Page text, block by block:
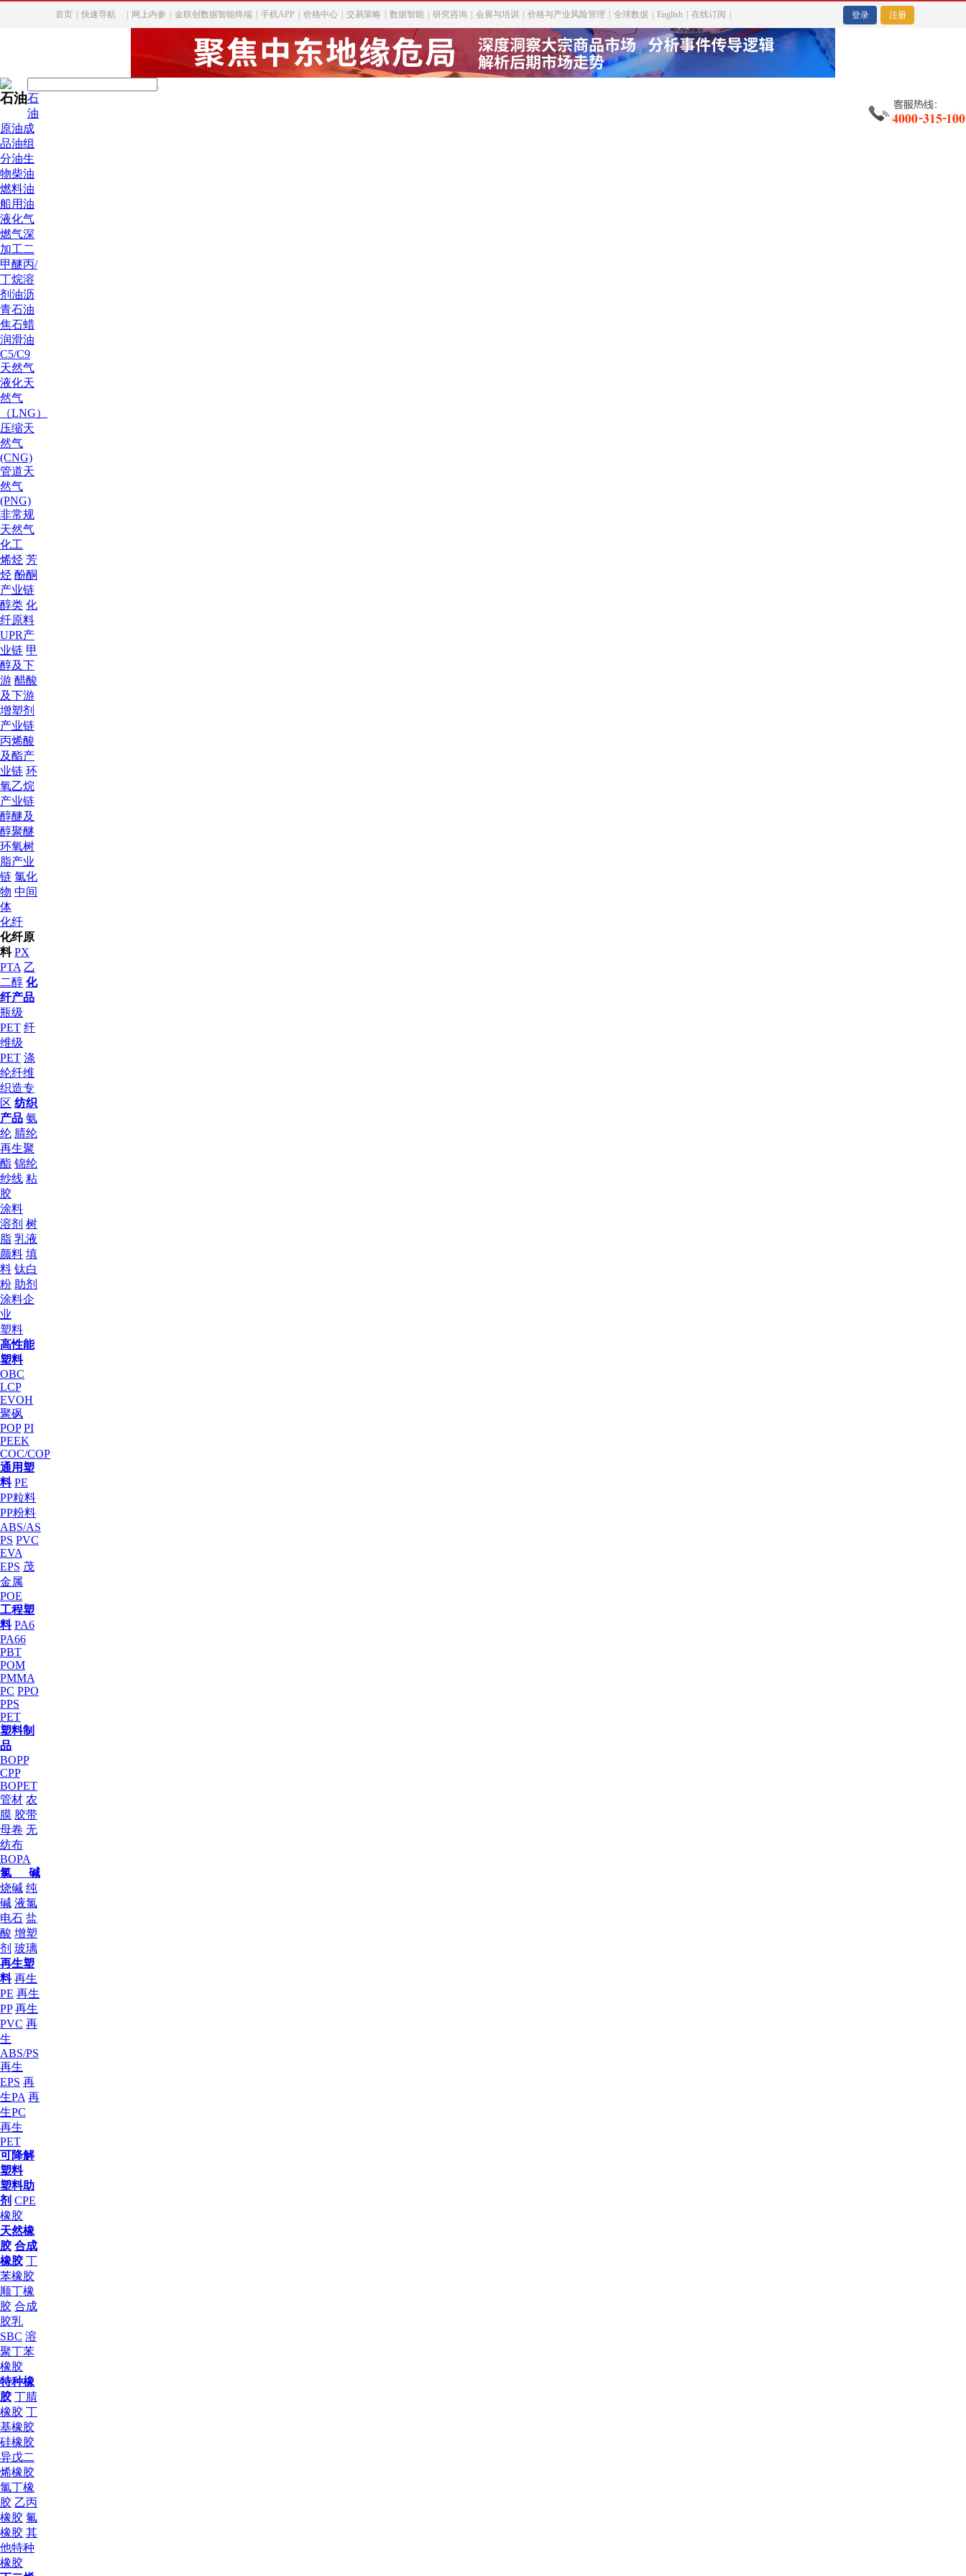
首页 快速导航 网上内参 金联创数据智能终端 手机APP 价格中心 交易策略 数据智能 研究咨询 会展与培训 价格与产业风险管理 全球数据 English 在线订阅 登录 注册
石油石
油
原油成
品油组
分油生
物柴油
燃料油
船用油
液化气
燃气深
加工二
甲醚丙/
丁烷溶
剂油沥
青石油
焦石蜡
润滑油
C5/C9
天然气
液化天
然气
（LNG）
压缩天
然气
(CNG)
管道天
然气
(PNG)
非常规
天然气
化工
烯烃 芳
烃 酚酮
产业链
醇类 化
纤原料
UPR产
业链 甲
醇及下
游 醋酸
及下游
增塑剂
产业链
丙烯酸
及酯产
业链 环
氧乙烷
产业链
醇醚及
醇聚醚
环氧树
脂产业
链 氯化
物 中间
体
化纤
化纤原
料 PX
PTA 乙
二醇 化
纤产品
瓶级
PET 纤
维级
PET 涤
纶纤维
织造专
区 纺织
产品 氨
纶 腈纶
再生聚
酯 锦纶
纱线 粘
胶
涂料
溶剂 树
脂 乳液
颜料 填
料 钛白
粉 助剂
涂料企
业
塑料
高性能
塑料
OBC
LCP
EVOH
聚砜
POP PI
PEEK
COC/COP
通用塑
料 PE
PP粒料
PP粉料
ABS/AS
PS PVC
EVA
EPS 茂
金属
POE
工程塑
料 PA6
PA66
PBT
POM
PMMA
PC PPO
PPS
PET
塑料制
品
BOPP
CPP
BOPET
管材 农
膜 胶带
母卷 无
纺布
BOPA
氯 碱
烧碱 纯
碱 液氯
电石 盐
酸 增塑
剂 玻璃
再生塑
料 再生
PE 再生
PP 再生
PVC 再
生
ABS/PS
再生
EPS 再
生PA 再
生PC
再生
PET
可降解
塑料
塑料助
剂 CPE
橡胶
天然橡
胶 合成
橡胶 丁
苯橡胶
顺丁橡
胶 合成
胶乳
SBC 溶
聚丁苯
橡胶
特种橡
胶 丁腈
橡胶 丁
基橡胶
硅橡胶
异戊二
烯橡胶
氯丁橡
胶 乙丙
橡胶 氟
橡胶 其
他特种
橡胶